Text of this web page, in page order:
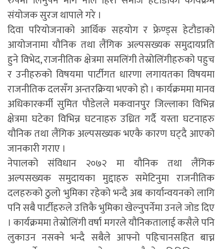
संयोजक सुरज थापाले गरे ।
दिवा परियोजनाको आर्थिक सहयोग र फ्रेण्ड्स हेटौडाको
आयोजनामा यौनिक तथा लैंगिक अल्पसख्यक समुदायप्रति
हुने विभेद, राजनीतिक क्षेत्रमा समलिंगी तेस्रोलिंगीहरुको पहुच
र उनीहरुको विषयमा पार्टीगत धारणा लगायतका विषयमा
राजनीतिक दलसँग अन्तरक्रिया भएको हो । कार्यक्रममा मानव
अधिकारकर्मी सुमित पौडेलले मकवानपुर जिल्लाका विभिन्न
क्षेत्रमा घटेका विभिन्न घटनाहरु उध्रित गर्दै यस्ता घटनाहरु
यौनिक तथा लैंगिक अल्पसख्यक भएकै कारण घट्दै आएको
जानकारी गराए ।
नेपालको संविधान २०७२ मा यौनिक तथा लैंगिक
अल्पसख्यक समुदायका मुद्दाहरु समेटिनुमा राजनीतिक
दलहरुको ठुलो भुमिका रहेको भन्दै अब कार्यान्वयनको लागि
पनि सबै पार्टीहरुले उत्तिकै भुमिका खेल्नुपर्नेमा उनले जोड दिए
। कार्यक्रममा तेस्रोलिंगी वर्षा मगरले यौनिकतालाई कसैले पनि
लुकाउन नसक्ने भन्दै सबैले आफ्नो पहिचानसहित बाच्न